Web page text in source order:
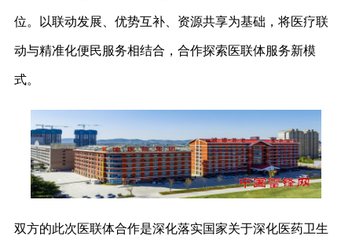
位。以联动发展、优势互补、资源共享为基础，将医疗联
动与精准化便民服务相结合，合作探索医联体服务新模
式。
双方的此次医联体合作是深化落实国家关于深化医药卫生